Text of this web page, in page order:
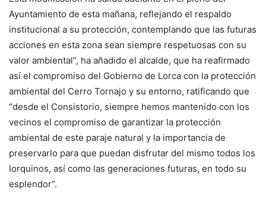
Ayuntamiento de esta mañana, reflejando el respaldo
institucional a su protección, contemplando que las futuras
acciones en esta zona sean siempre respetuosas con su
valor ambiental”, ha añadido el alcalde, que ha reafirmado
así el compromiso del Gobierno de Lorca con la protección
ambiental del Cerro Tornajo y su entorno, ratificando que
“desde el Consistorio, siempre hemos mantenido con los
vecinos el compromiso de garantizar la protección
ambiental de este paraje natural y la importancia de
preservarlo para que puedan disfrutar del mismo todos los
lorquinos, así como las generaciones futuras, en todo su
esplendor”.